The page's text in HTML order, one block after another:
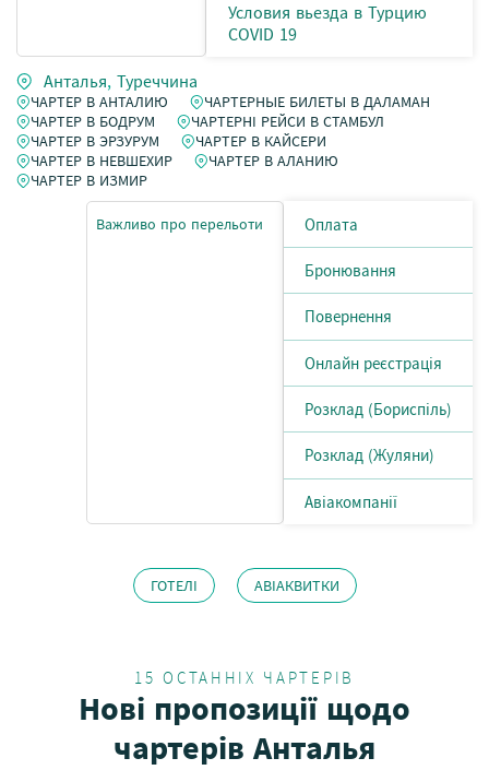
Условия вьезда в Турцию
COVID 19
Анталья, Туреччина
ЧАРТЕР В АНТАЛИЮ
ЧАРТЕРНЫЕ БИЛЕТЫ В ДАЛАМАН
ЧАРТЕР В БОДРУМ
ЧАРТЕРНІ РЕЙСИ В СТАМБУЛ
ЧАРТЕР В ЭРЗУРУМ
ЧАРТЕР В КАЙСЕРИ
ЧАРТЕР В НЕВШЕХИР
ЧАРТЕР В АЛАНИЮ
ЧАРТЕР В ИЗМИР
Важливо про перельоти Оплата
Бронювання
Повернення
Онлайн реєстрація
Розклад (Бориспіль)
Розклад (Жуляни)
Авіакомпанії
ГОТЕЛІ АВІАКВИТКИ
15 ОСТАННІХ ЧАРТЕРІВ
Нові пропозиції щодо
чартерів Анталья